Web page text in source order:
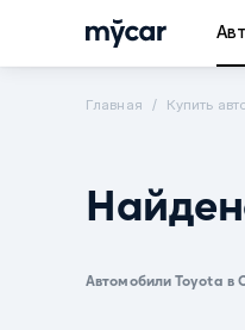
Главная Купить
Автомобили Toyota в